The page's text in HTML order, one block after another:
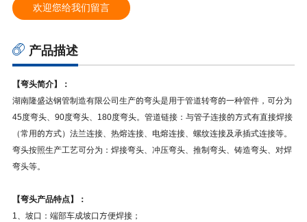
欢迎您给我们留言
产品描述
【弯头简介】：
湖南隆盛达钢管制造有限公司生产的弯头是用于管道转弯的一种管件，可分为
45度弯头、90度弯头、180度弯头。管道链接：与管子连接的方式有直接焊接
（常用的方式）法兰连接、热熔连接、电熔连接、螺纹连接及承插式连接等。
弯头按照生产工艺可分为：焊接弯头、冲压弯头、推制弯头、铸造弯头、对焊
弯头等。
【弯头产品特点】：
1、坡口：端部车成坡口方便焊接；